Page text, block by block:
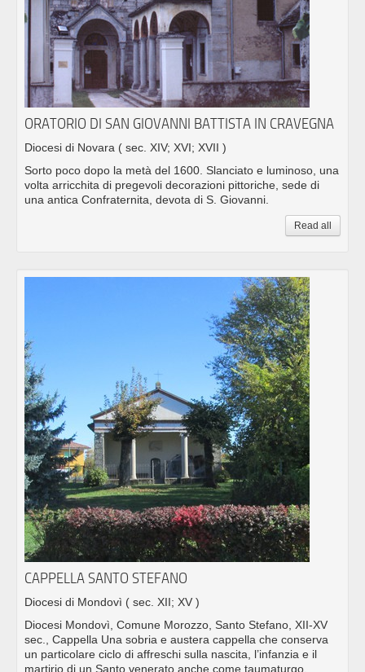
ORATORIO DI SAN GIOVANNI BATTISTA IN CRAVEGNA
Diocesi di Novara ( sec. XIV; XVI; XVII )
Sorto poco dopo la metà del 1600. Slanciato e luminoso, una
volta arricchita di pregevoli decorazioni pittoriche, sede di
una antica Confraternita, devota di S. Giovanni.
Read all
CAPPELLA SANTO STEFANO
Diocesi di Mondovì ( sec. XII; XV )
Diocesi Mondovì, Comune Morozzo, Santo Stefano, XII-XV
sec., Cappella Una sobria e austera cappella che conserva
un particolare ciclo di affreschi sulla nascita, l’infanzia e il
martirio di un Santo venerato anche come taumaturgo.